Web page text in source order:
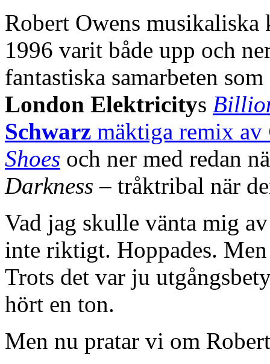
Robert Owens musikaliska
1996 varit både upp och
fantastiska samarbeten
London Elektricitys
Schwarz mäktiga remix av
Shoes och ner med redan
Darkness – tråktribal när
Vad jag skulle vänta mig
inte riktigt. Hoppades.
Trots det var ju
hört en ton.
Men nu pratar vi om